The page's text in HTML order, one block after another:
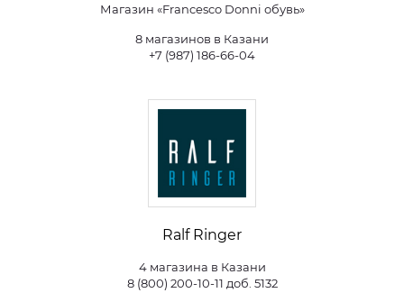
Магазин «Francesco Donni обувь»
8 магазинов в Казани
+7 (987) 186-66-04
Ralf Ringer
4 магазина в Казани
8 (800) 200-10-11 доб. 5132